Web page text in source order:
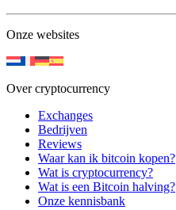
Onze websites
Over cryptocurrency
Exchanges
Bedrijven
Reviews
Waar kan ik bitcoin kopen?
Wat is cryptocurrency?
Wat is een Bitcoin halving?
Onze kennisbank